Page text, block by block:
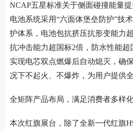
NCAP五星标准关于侧面碰撞能量提
电池系统采用“六面体堡垒防护”技
护体系，电池包抗挤压抗形变能力
抗冲击能力超国标2倍，防水性能超
实现电芯双点燃爆后自动熄灭，确
况下不起火、不爆炸，为用户提供
全矩阵产品布局，满足消费者多样
本次红旗展台，除了全新一代红旗